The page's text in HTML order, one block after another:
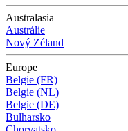
Australasia
Austrálie
Nový Zéland
Europe
Belgie (FR)
Belgie (NL)
Belgie (DE)
Bulharsko